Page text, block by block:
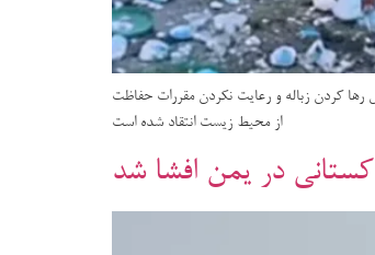
رها کردن زباله و رعایت نکردن مقررات حفاظت
از محیط زیست انتقاد شده است
در یمن افشا شد